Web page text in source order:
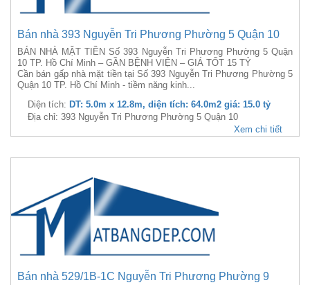
Bán nhà 393 Nguyễn Tri Phương Phường 5 Quận 10
BÁN NHÀ MẶT TIỀN Số 393 Nguyễn Tri Phương Phường 5 Quận
10 TP. Hồ Chí Minh – GẦN BỆNH VIỆN – GIÁ TỐT 15 TỶ
Cần bán gấp nhà mặt tiền tại Số 393 Nguyễn Tri Phương Phường 5
Quận 10 TP. Hồ Chí Minh - tiềm năng kinh...
Diện tích: DT: 5.0m x 12.8m, diện tích: 64.0m2 giá: 15.0 tỷ
Địa chỉ: 393 Nguyễn Tri Phương Phường 5 Quận 10
Xem chi tiết
Bán nhà 529/1B-1C Nguyễn Tri Phương Phường 9